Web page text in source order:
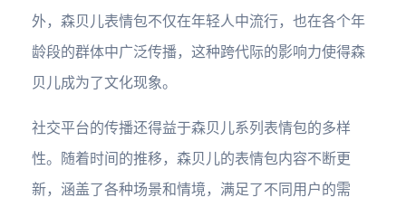
外，森贝儿表情包不仅在年轻人中流行，也在各个年
龄段的群体中广泛传播，这种跨代际的影响力使得森
贝儿成为了文化现象。
社交平台的传播还得益于森贝儿系列表情包的多样
性。随着时间的推移，森贝儿的表情包内容不断更
新，涵盖了各种场景和情境，满足了不同用户的需